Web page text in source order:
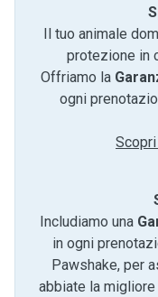
Il tuo animale
protezione in
Offriamo la
ogni
Includiamo una
in ogni
Pawshake, per
abbiate la